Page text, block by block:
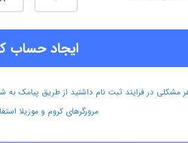
ایجاد حساب
مرورگرهای کروم و موزیلا